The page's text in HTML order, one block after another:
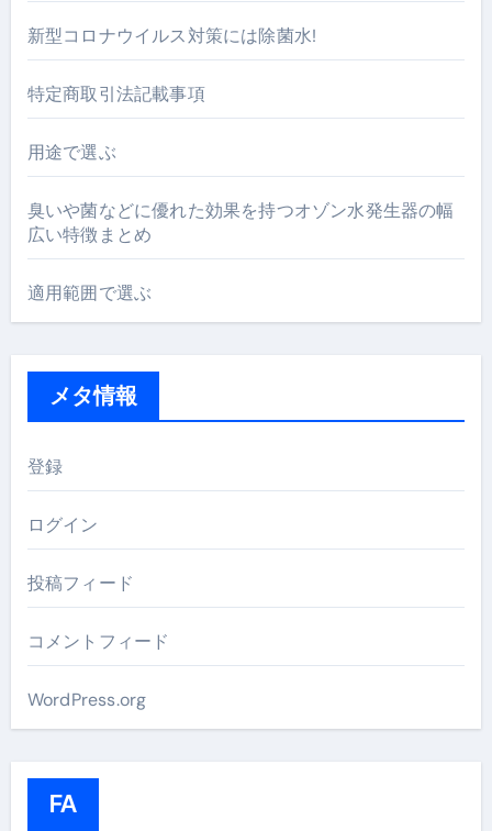
新型コロナウイルス対策には除菌水!
特定商取引法記載事項
用途で選ぶ
臭いや菌などに優れた効果を持つオゾン水発生器の幅
広い特徴まとめ
適用範囲で選ぶ
メタ情報
登録
ログイン
投稿フィード
コメントフィード
WordPress.org
FA